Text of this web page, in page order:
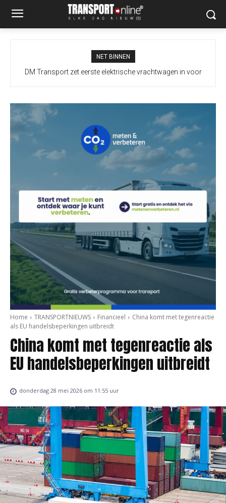
NET BINNEN
DM Transport zet eerste elektrische vrachtwagen in voor
Home TRANSPORTNIEUWS Financieel
China komt met tegenreactie
als EU handelsbeperkingen uitbreidt
China komt met tegenreactie als
EU handelsbeperkingen uitbreidt
donderdag 28 mei 2026 om 11:55 uur